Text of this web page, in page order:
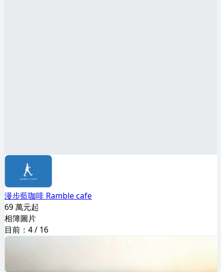
漫步藍咖啡 Ramble cafe
69 萬元起
相簿圖片
目前： 4/ 16